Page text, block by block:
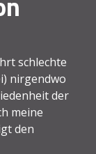
schlechte
nirgendwo
der
meine
den